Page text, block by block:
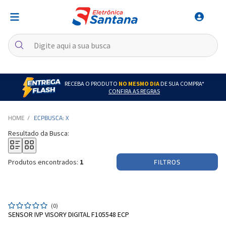
RECEBA O PRODUTO NO MESMO DIADE SUA COMPRA*
CONFIRA AS REGRAS
ECPBUSCA: X
Resultado da Busca:
Produtos encontrados: 1 FILTROS
(0)
SENSOR IVP VISORY DIGITAL F105548 ECP